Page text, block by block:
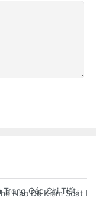
Các Chi Tiết Gia
Nào Để Kiểm Soát